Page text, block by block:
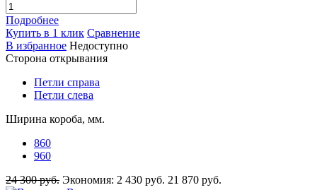
Подробнее
Купить в 1 клик Сравнение
В избранное Недоступно
Сторона открывания
Петли справа
Петли слева
Ширина короба, мм.
860
960
24 300 руб. Экономия: 2 430 руб. 21 870 руб.